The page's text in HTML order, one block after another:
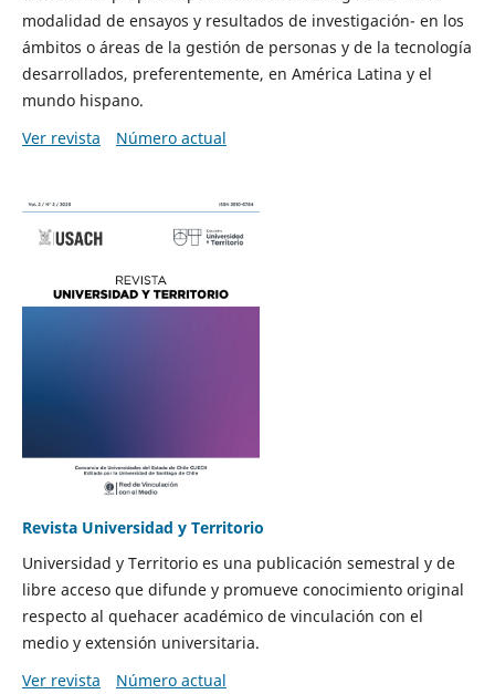
modalidad de ensayos y resultados de investigación- en los
ámbitos o áreas de la gestión de personas y de la tecnología
desarrollados, preferentemente, en América Latina y el
mundo hispano.
Ver revista
Número actual
Revista Universidad y Territorio
Universidad y Territorio es una publicación semestral y de
libre acceso que difunde y promueve conocimiento original
respecto al quehacer académico de vinculación con el
medio y extensión universitaria.
Ver revista
Número actual